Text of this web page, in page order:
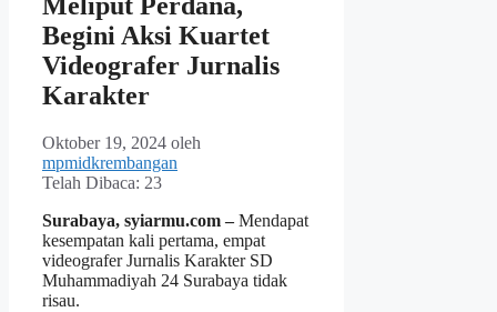
Meliput Perdana,
Begini Aksi Kuartet
Videografer Jurnalis
Karakter
Oktober 19, 2024 oleh
mpmidkrembangan
Telah Dibaca: 23
Surabaya, syiarmu.com –Mendapat
kesempatan kali pertama, empat
videografer Jurnalis Karakter SD
Muhammadiyah 24 Surabaya tidak
risau.